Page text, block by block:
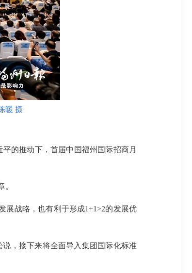
暖 摄
的推动下，首届中国福州国际招商月
展战略，也有利于形成1+1>2的发展优
，接下来将全面导入集团国际化标准